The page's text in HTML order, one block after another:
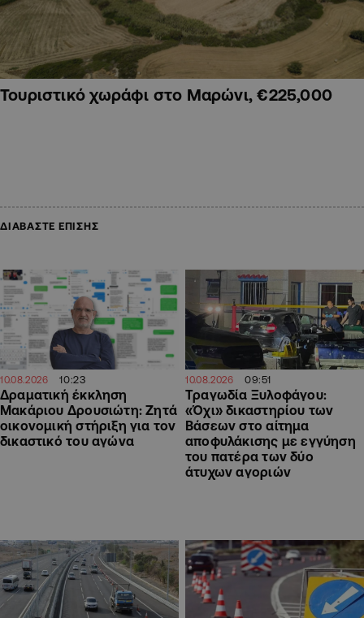
Τουριστικό χωράφι στο Μαρώνι, €225,000
ΔΙΑΒΑΣΤΕ ΕΠΙΣΗΣ
10.08.2026 10:23
Δραματική έκκληση
Μακάριου Δρουσιώτη: Ζητά
οικονομική στήριξη για τον
δικαστικό του αγώνα
10.08.2026 09:51
Τραγωδία Ξυλοφάγου:
«Όχι» δικαστηρίου των
Βάσεων στο αίτημα
αποφυλάκισης με εγγύηση
του πατέρα των δύο
άτυχων αγοριών